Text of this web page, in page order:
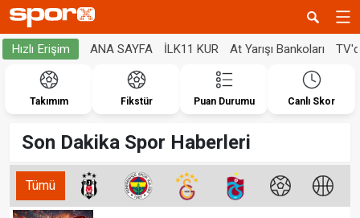
Hızlı Erişim ANA SAYFA İLK11 KUR At Yarışı Bankoları
Takımım Fikstür Puan Durumu Canlı Skor
Son Dakika Spor Haberleri
Tümü